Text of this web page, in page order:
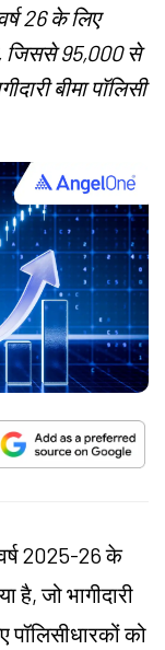
26 के लिए
जिससे 95,000 से
बीमा पॉलिसी
2025-26 के
है, जो भागीदारी
को